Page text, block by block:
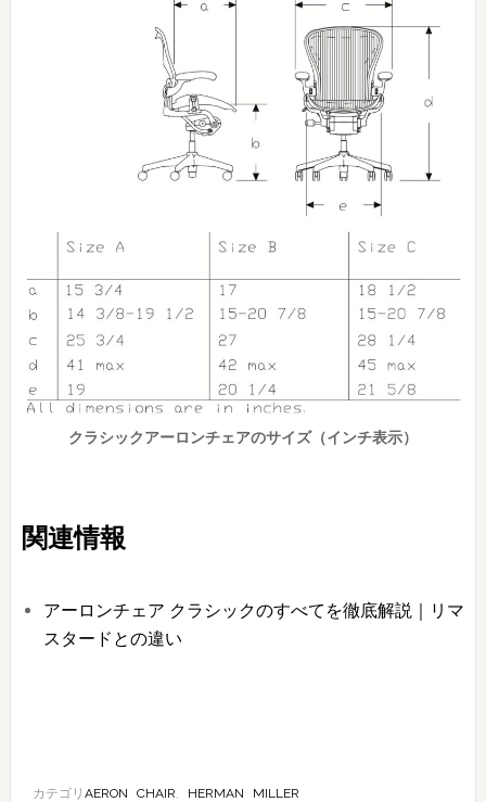
クラシックアーロンチェアのサイズ（インチ表示）
関連情報
アーロンチェア クラシックのすべてを徹底解説｜リマ
スタードとの違い
カテゴリ AERON CHAIR HERMAN MILLER